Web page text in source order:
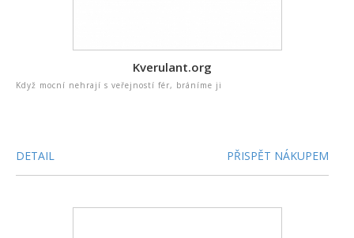
Kverulant.org
Když mocní nehrají s veřejností fér, bráníme ji
DETAIL PŘISPĚT NÁKUPEM